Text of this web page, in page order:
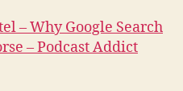
– Why Google Search
– Podcast Addict